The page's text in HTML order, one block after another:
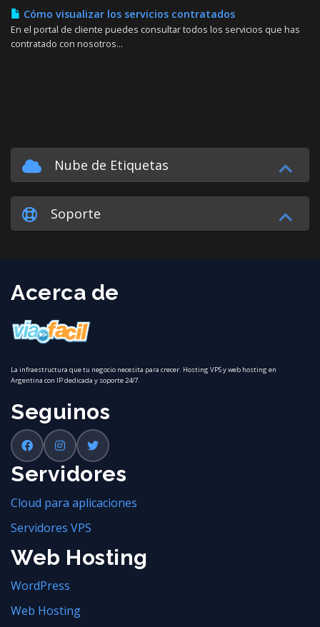
Cómo visualizar los servicios contratados
En el portal de cliente puedes consultar todos los servicios que has
contratado con nosotros...
Nube de Etiquetas
Soporte
Acerca de
La infraestructura que tu negocio necesita para crecer. Hosting VPS y web hosting en
Argentina con IP dedicada y soporte 24/7.
Seguinos
Servidores
Cloud para aplicaciones
Servidores VPS
Web Hosting
WordPress
Web Hosting